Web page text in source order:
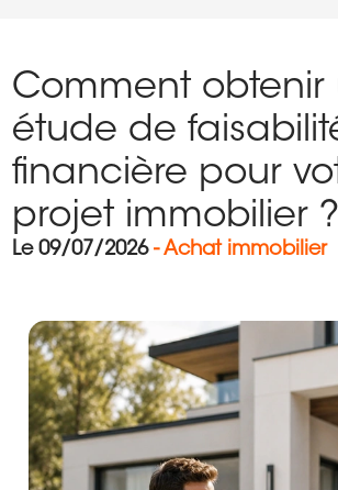
Comment obtenir
étude de
financière pour
projet immobilier ?
Le 09/07/2026- Achat immobilier